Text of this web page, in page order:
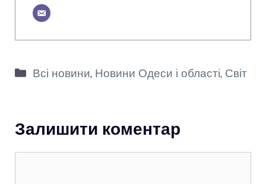
Категорії
Всі новини, Новини Одеси і області, Світ
Залишити коментар